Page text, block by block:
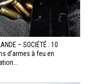
– SOCIÉTÉ : 10
d’armes à feu en